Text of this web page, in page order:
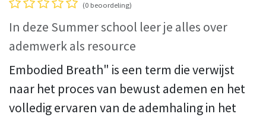
(0 beoordeling)
In deze Summer school leer je alles over
ademwerk als resource
Embodied Breath" is een term die verwijst
naar het proces van bewust ademen en het
volledig ervaren van de ademhaling in het